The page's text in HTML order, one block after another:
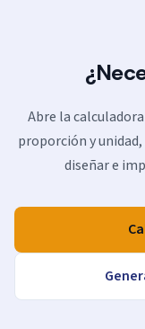
Abre la
proporción y
diseñar e